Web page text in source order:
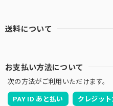
送料について
お支払い方法について
次の方法がご利用いただけます。
PAY ID あと払い クレジット